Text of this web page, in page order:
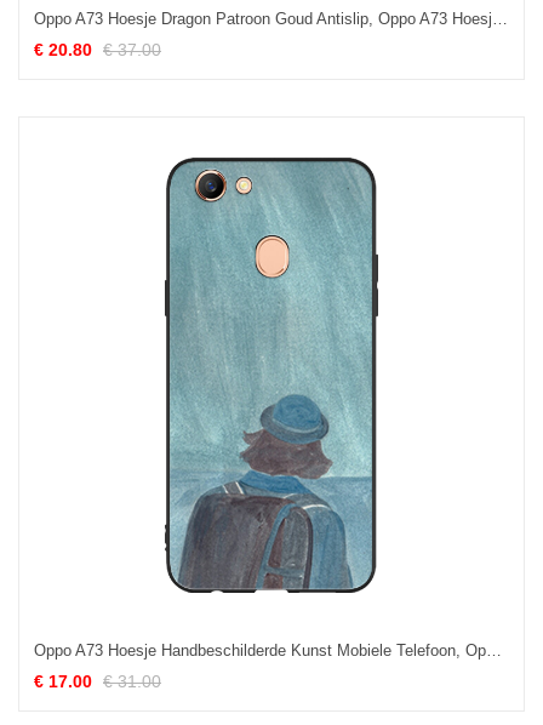
Oppo A73 Hoesje Dragon Patroon Goud Antislip, Oppo A73 Hoesje Mobiele Telefoon Bescherming
€ 20.80 € 37.00
Oppo A73 Hoesje Handbeschilderde Kunst Mobiele Telefoon, Oppo A73 Hoesje Bescherming Hoes
€ 17.00 € 31.00